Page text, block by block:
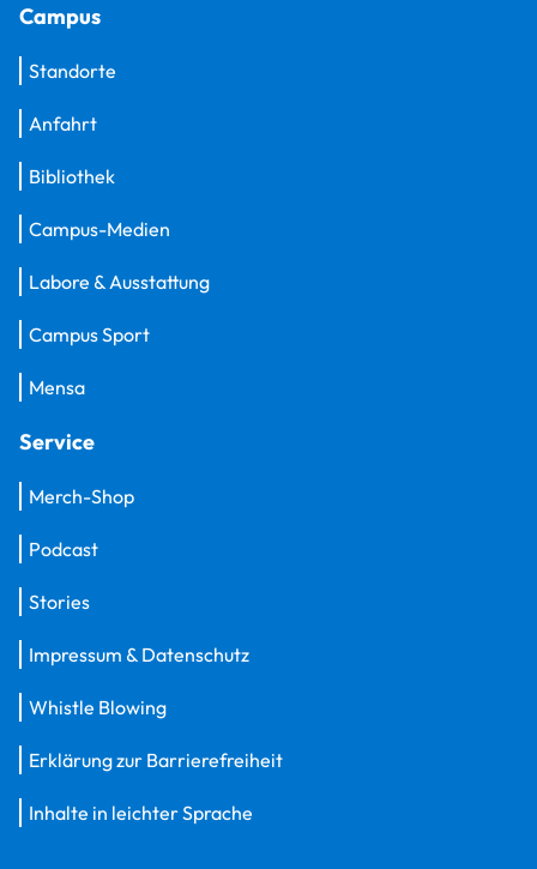
Campus
Standorte
Anfahrt
Bibliothek
Campus-Medien
Labore & Ausstattung
Campus Sport
Mensa
Service
Merch-Shop
Podcast
Stories
Impressum & Datenschutz
Whistle Blowing
Erklärung zur Barrierefreiheit
Inhalte in leichter Sprache